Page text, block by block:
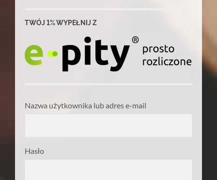
TWÓJ 1% WYPEŁNIJ Z
Nazwa użytkownika lub adres e-mail
Hasło